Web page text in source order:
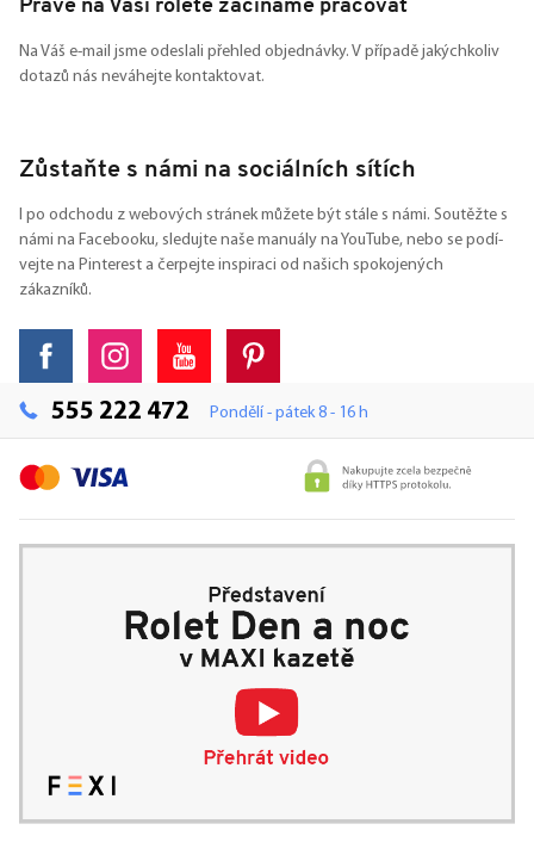
Právě na Vaší roletě začínáme pracovat
Na Váš e-mail jsme odeslali přehled objednávky. V případě jakýchkoliv
dotazů nás neváhejte kontaktovat.
Zůstaňte s námi na sociálních sítích
I po odchodu z webových stránek můžete být stále s námi. Soutěžte s
námi na Facebooku, sledujte naše manuály na YouTube, nebo se podí-
vejte na Pinterest a čerpejte inspiraci od našich spokojených
zákazníků.
555 222 472 Pondělí - pátek 8 - 16 h